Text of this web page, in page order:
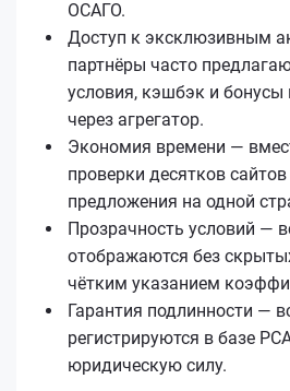
ОСАГО.
Доступ к эксклюзивным
партнёры часто
условия, кэшбэк и
через агрегатор.
Экономия времени —
проверки десятков
предложения на одной
Прозрачность условий —
отображаются без
чётким указанием
Гарантия подлинности —
регистрируются в базе
юридическую силу.